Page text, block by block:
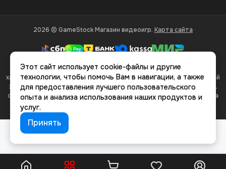
2026 © GameStock Магазин видеоигр. Карта сайта
Вся представленная на сайте информация, касающаяся
характеристик, стоимости товаров и услуг, носит информационный
характер и ни при каких условиях не является публичной офертой,
определяемой положениями Статьи 437(2) Гражданского кодекса
Этот сайт использует cookie-файлы и другие
технологии, чтобы помочь Вам в навигации, а также
для предоставления лучшего пользовательского
опыта и анализа использования наших продуктов и
услуг.
Принять